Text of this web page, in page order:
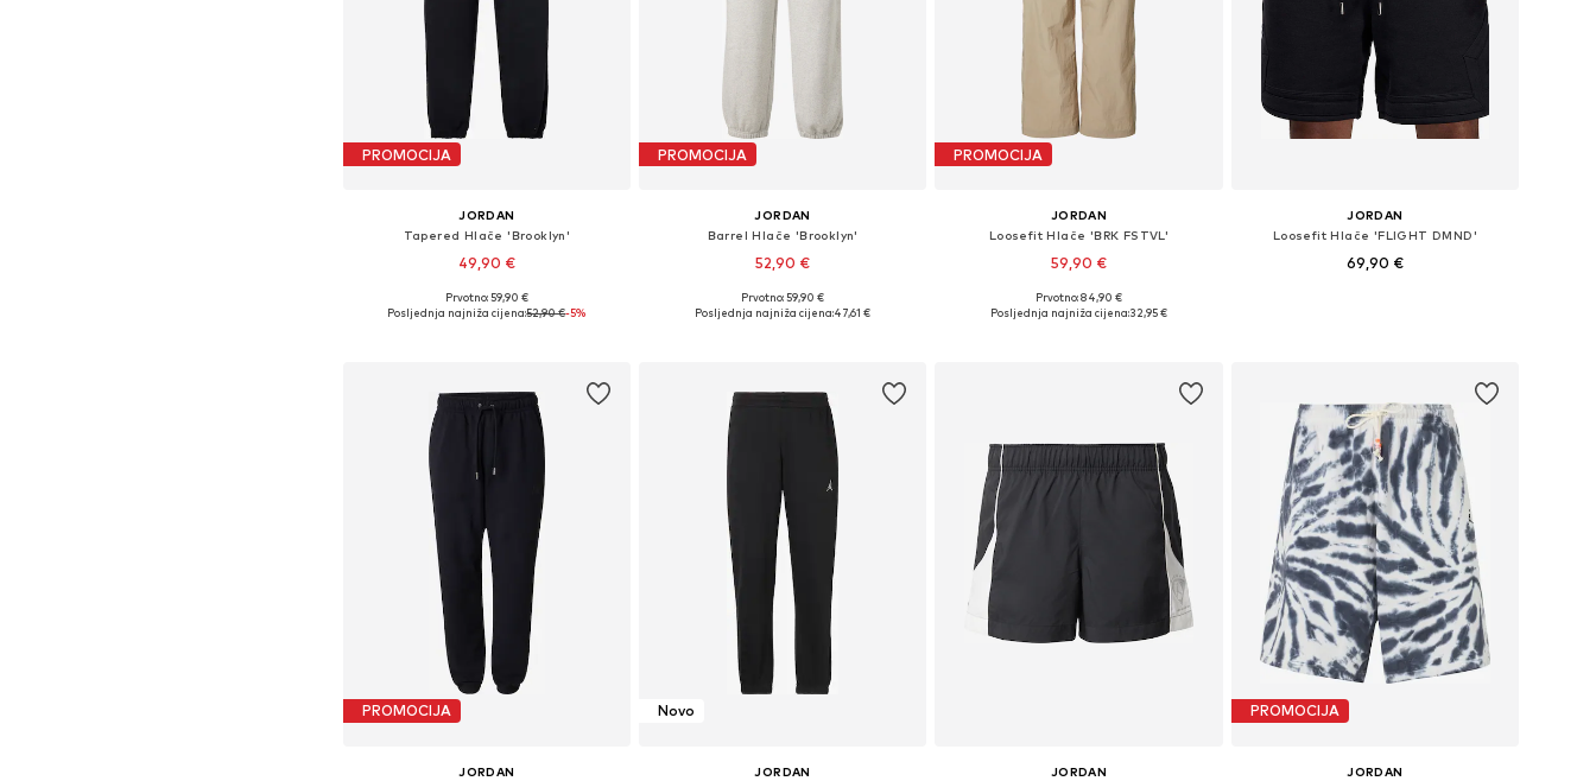
PROMOCIJA
JORDAN
Tapered Hlače 'Brooklyn'
49,90 €
Dostupno u više veličina
Prvotno: 59,90 €
Posljednja najniža cijena:52,90 €-5%
PROMOCIJA
JORDAN
Barrel Hlače 'Brooklyn'
52,90 €
Dostupno u više veličina
Prvotno: 59,90 €
Posljednja najniža cijena:47,61 €
PROMOCIJA
JORDAN
Loosefit Hlače 'BRK FSTVL'
59,90 €
Dostupno u više veličina
Prvotno: 84,90 €
Posljednja najniža cijena:32,95 €
JORDAN
Loosefit Hlače 'FLIGHT DMND'
69,90 €
PROMOCIJA
JORDAN
Novo
JORDAN
JORDAN
PROMOCIJA
JORDAN